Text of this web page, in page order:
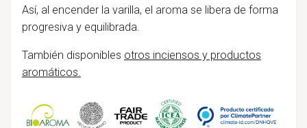
Así, al encender la varilla, el aroma se libera de forma
progresiva y equilibrada.
También disponibles otros inciensos y productos
aromáticos.